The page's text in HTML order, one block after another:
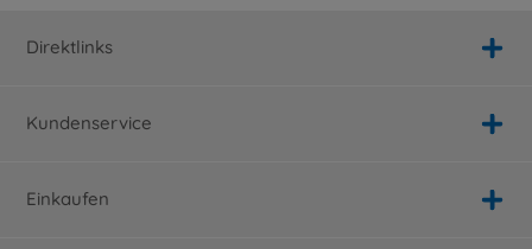
Direktlinks
Kundenservice
Einkaufen